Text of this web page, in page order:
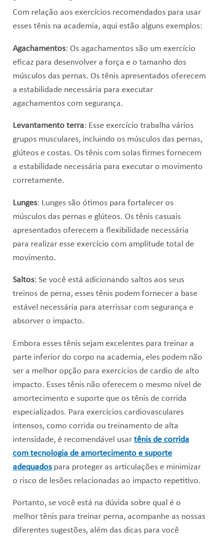
Com relação aos exercícios recomendados para usar
esses tênis na academia, aqui estão alguns exemplos:
Agachamentos: Os agachamentos são um exercício
eficaz para desenvolver a força e o tamanho dos
músculos das pernas. Os tênis apresentados oferecem
a estabilidade necessária para executar
agachamentos com segurança.
Levantamento terra: Esse exercício trabalha vários
grupos musculares, incluindo os músculos das pernas,
glúteos e costas. Os tênis com solas firmes fornecem
a estabilidade necessária para executar o movimento
corretamente.
Lunges: Lunges são ótimos para fortalecer os
músculos das pernas e glúteos. Os tênis casuais
apresentados oferecem a flexibilidade necessária
para realizar esse exercício com amplitude total de
movimento.
Saltos: Se você está adicionando saltos aos seus
treinos de perna, esses tênis podem fornecer a base
estável necessária para aterrissar com segurança e
absorver o impacto.
Embora esses tênis sejam excelentes para treinar a
parte inferior do corpo na academia, eles podem não
ser a melhor opção para exercícios de cardio de alto
impacto. Esses tênis não oferecem o mesmo nível de
amortecimento e suporte que os tênis de corrida
especializados. Para exercícios cardiovasculares
intensos, como corrida ou treinamento de alta
intensidade, é recomendável usar tênis de corrida
com tecnologia de amortecimento e suporte
adequadospara proteger as articulações e minimizar
o risco de lesões relacionadas ao impacto repetitivo.
Portanto, se você está na dúvida sobre qual é o
melhor tênis para treinar perna, acompanhe as nossas
diferentes sugestões, além das dicas para você